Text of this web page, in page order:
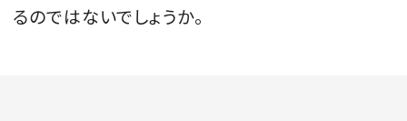
るのではないでしょうか。